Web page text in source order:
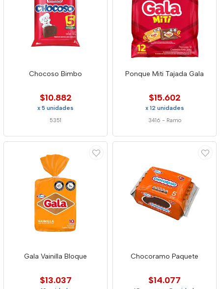
Chocoso Bimbo
$10.882
x 5 unidades
5351
Ponque Miti Tajada Gala
$15.602
x 12 unidades
3416 - Ramo
Gala Vainilla Bloque
$13.037
Chocoramo Paquete
$14.077